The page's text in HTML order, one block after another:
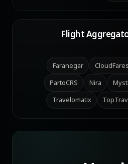
Flight
CloudFares
Faranegar
Nira
PartoCRS
Travelomatix